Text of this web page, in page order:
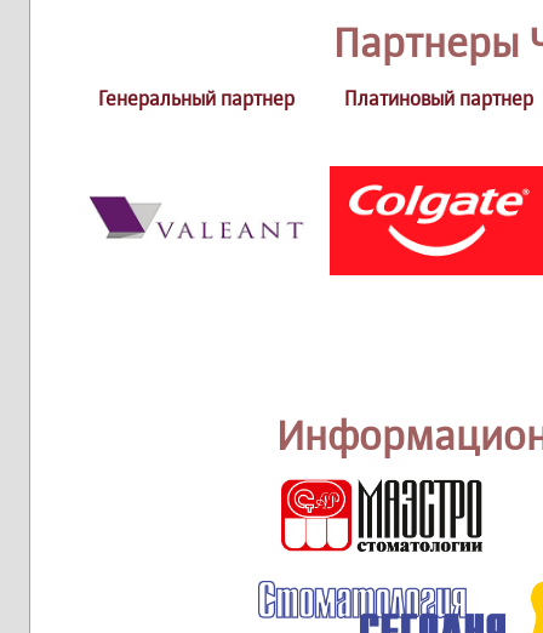
Партнеры
Генеральный партнер Платиновый партнер